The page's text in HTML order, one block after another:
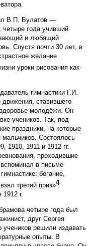
В.П. Булатов —
четыре года учивший
и любящий
Спустя почти 30 лет, в
желание
уроки рисования как-
гимнастики Г.И.
движения, ставившего
молодёжи. Он
учеников. Так, под
праздники, на которые
мальчиков. Состоялось
1910, 1911 и 1912 гг.
проходившие
в письме
бегание,
третий приз»4
г.
четыре года был
друг Сергея
решили издавать
опыты. В